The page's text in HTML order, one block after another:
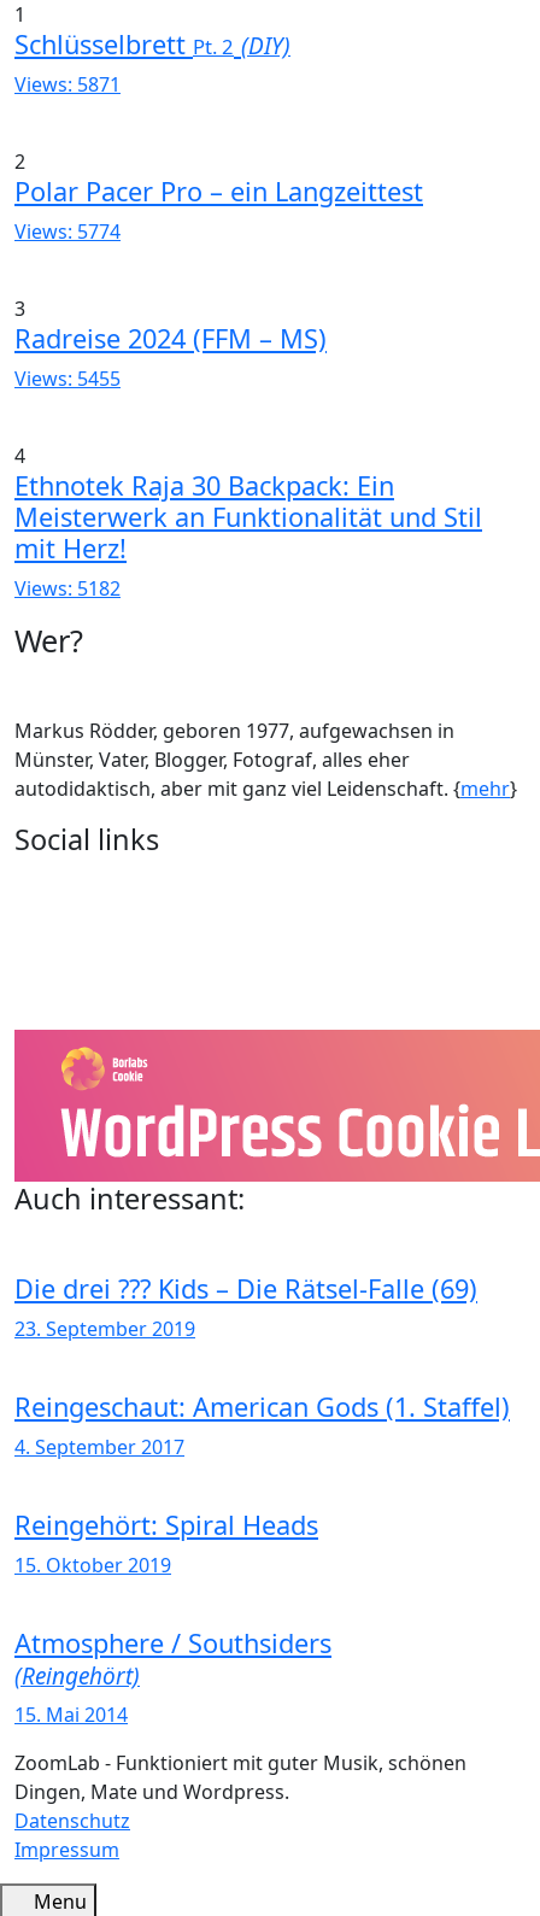
1
Schlüsselbrett Pt. 2 (DIY)
Views: 5871
2
Polar Pacer Pro – ein Langzeittest
Views: 5774
3
Radreise 2024 (FFM – MS)
Views: 5455
4
Ethnotek Raja 30 Backpack: Ein
Meisterwerk an Funktionalität und Stil
mit Herz!
Views: 5182
Wer?
Markus Rödder, geboren 1977, aufgewachsen in
Münster, Vater, Blogger, Fotograf, alles eher
autodidaktisch, aber mit ganz viel Leidenschaft. {mehr}
Social links
Auch interessant:
Die drei ??? Kids – Die Rätsel-Falle (69)
23. September 2019
Reingeschaut: American Gods (1. Staffel)
4. September 2017
Reingehört: Spiral Heads
15. Oktober 2019
Atmosphere / Southsiders
(Reingehört)
15. Mai 2014
ZoomLab - Funktioniert mit guter Musik, schönen
Dingen, Mate und Wordpress.
Datenschutz
Impressum
Menu